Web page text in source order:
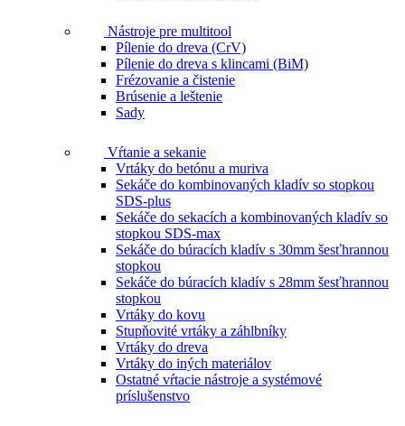
Nástroje pre multitool
Pílenie do dreva (CrV)
Pílenie do dreva s klincami (BiM)
Frézovanie a čistenie
Brúsenie a leštenie
Sady
Vŕtanie a sekanie
Vrtáky do betónu a muriva
Sekáče do kombinovaných kladív so stopkou
SDS-plus
Sekáče do sekacích a kombinovaných kladív so
stopkou SDS-max
Sekáče do búracích kladív s 30mm šesťhrannou
stopkou
Sekáče do búracích kladív s 28mm šesťhrannou
stopkou
Vrtáky do kovu
Stupňovité vrtáky a záhlbníky
Vrtáky do dreva
Vrtáky do iných materiálov
Ostatné vŕtacie nástroje a systémové
príslušenstvo